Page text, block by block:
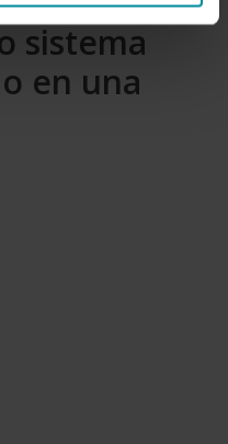
sistema
en una